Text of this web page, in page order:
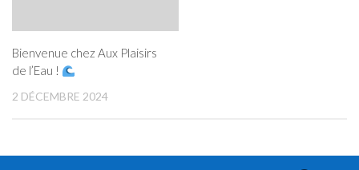
Bienvenue chez Aux Plaisirs
de l’Eau !
2 DÉCEMBRE 2024